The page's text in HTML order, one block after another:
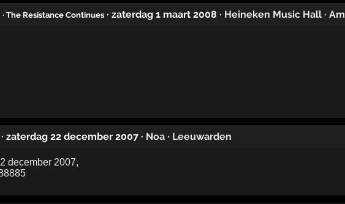
· The Resistance Continues · zaterdag 1 maart 2008 · Heineken Music Hall ·
· zaterdag 22 december 2007 · Noa · Leeuwarden